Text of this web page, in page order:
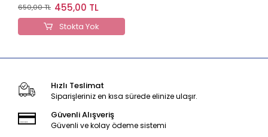
650,00 TL 455,00 TL
Stokta Yok
Hızlı Teslimat
Siparişleriniz en kısa sürede elinize ulaşır.
Güvenli Alışveriş
Güvenli ve kolay ödeme sistemi